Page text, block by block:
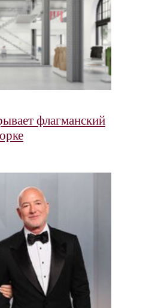
флагманский